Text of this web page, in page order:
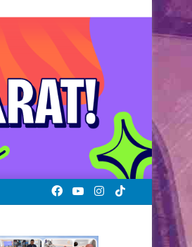
TikTok
Instagram
YouTube
Facebook